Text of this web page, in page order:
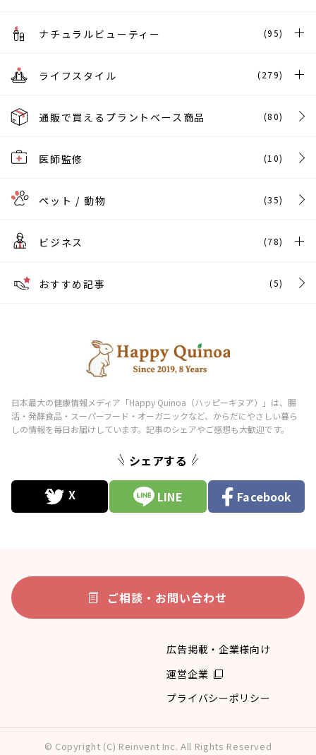
ナチュラルビューティー (95)
ライフスタイル (279)
通販で買えるプラントベース商品 (80)
医師監修 (10)
ペット / 動物 (35)
ビジネス (78)
おすすめ記事 (5)
シェアする
LINE Facebook
ご相談・お問い合わせ
広告掲載・企業様向け
運営企業
プライバシーポリシー
© Copyright (C) Reinvent Inc. All Rights Reserved